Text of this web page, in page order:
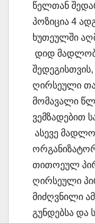
წელთან
პოზიცია 4
ხუთეულში
დიდ
ღირსეული
მომავალი
ვემზადებით
ასევე
თითოეულ
ღირსეული
მიძღვნილი
გუნდებსა და